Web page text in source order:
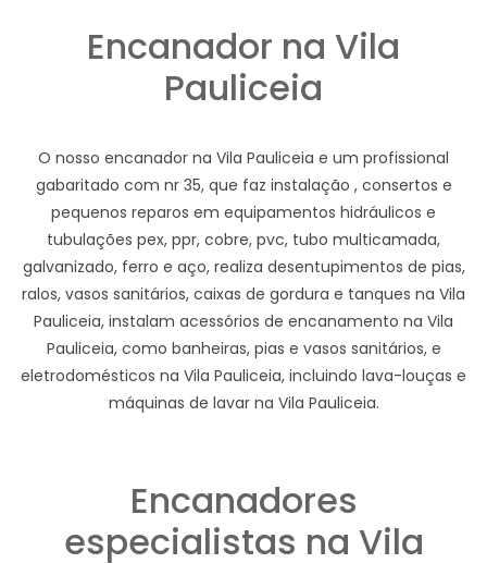
Encanador na Vila
Pauliceia
O nosso encanador na Vila Pauliceia e um profissional
gabaritado com nr 35, que faz instalação , consertos e
pequenos reparos em equipamentos hidráulicos e
tubulações pex, ppr, cobre, pvc, tubo multicamada,
galvanizado, ferro e aço, realiza desentupimentos de pias,
ralos, vasos sanitários, caixas de gordura e tanques na Vila
Pauliceia, instalam acessórios de encanamento na Vila
Pauliceia, como banheiras, pias e vasos sanitários, e
eletrodomésticos na Vila Pauliceia, incluindo lava-louças e
máquinas de lavar na Vila Pauliceia.
Encanadores
especialistas na Vila